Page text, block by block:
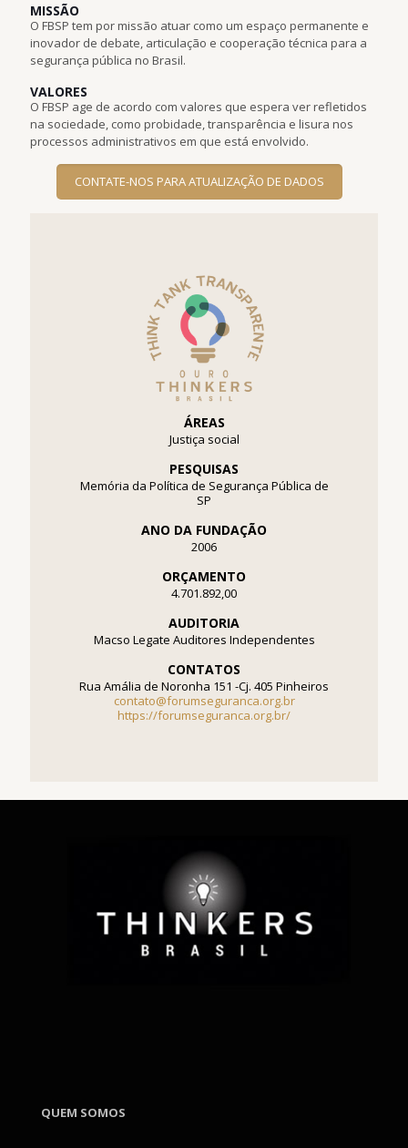
MISSÃO
O FBSP tem por missão atuar como um espaço permanente e
inovador de debate, articulação e cooperação técnica para a
segurança pública no Brasil.
VALORES
O FBSP age de acordo com valores que espera ver refletidos
na sociedade, como probidade, transparência e lisura nos
processos administrativos em que está envolvido.
CONTATE-NOS PARA ATUALIZAÇÃO DE DADOS
ÁREAS
Justiça social
PESQUISAS
Memória da Política de Segurança Pública de
SP
ANO DA FUNDAÇÃO
2006
ORÇAMENTO
4.701.892,00
AUDITORIA
Macso Legate Auditores Independentes
CONTATOS
Rua Amália de Noronha 151 -Cj. 405 Pinheiros
contato@forumseguranca.org.br
https://forumseguranca.org.br/
QUEM SOMOS